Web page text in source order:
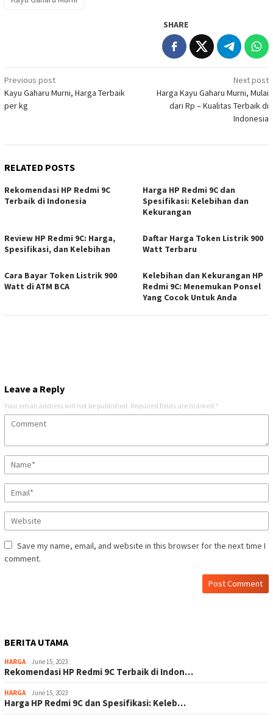
SHARE
Post
navigation
Previous post
Kayu Gaharu Murni, Harga Terbaik
per kg
Next post
Harga Kayu Gaharu Murni, Mulai
dari Rp – Kualitas Terbaik di
Indonesia
RELATED POSTS
Rekomendasi HP Redmi 9C
Terbaik di Indonesia
Harga HP Redmi 9C dan
Spesifikasi: Kelebihan dan
Kekurangan
Review HP Redmi 9C: Harga,
Spesifikasi, dan Kelebihan
Daftar Harga Token Listrik 900
Watt Terbaru
Cara Bayar Token Listrik 900
Watt di ATM BCA
Kelebihan dan Kekurangan HP
Redmi 9C: Menemukan Ponsel
Yang Cocok Untuk Anda
Leave a Reply
Your email address will not be published. Required fields are marked *
Save my name, email, and website in this browser for the next time I
comment.
BERITA UTAMA
HARGA June 15, 2023
Rekomendasi HP Redmi 9C Terbaik di Indon…
HARGA June 15, 2023
Harga HP Redmi 9C dan Spesifikasi: Keleb…